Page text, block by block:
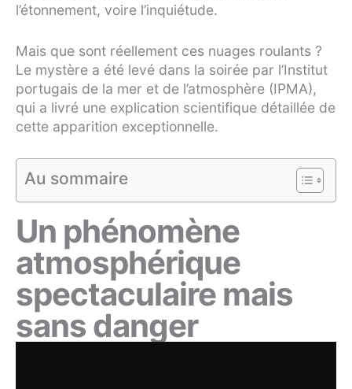
l’étonnement, voire l’inquiétude.
Mais que sont réellement ces nuages roulants ?
Le mystère a été levé dans la soirée par l’Institut
portugais de la mer et de l’atmosphère (IPMA),
qui a livré une explication scientifique détaillée de
cette apparition exceptionnelle.
Au sommaire
Un phénomène
atmosphérique
spectaculaire mais
sans danger